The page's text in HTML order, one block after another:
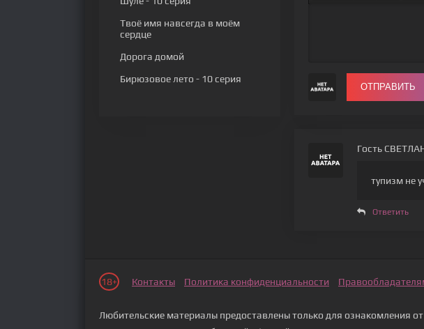
ОТПРАВИТЬ
Гость
тупизм не
Ответить
Твоё имя навсегда в моём
сердце
Дорога домой
Бирюзовое лето - 10 серия
18+ Контакты Политика конфиденциальности
Любительские материалы предоставлены только для ознакомления